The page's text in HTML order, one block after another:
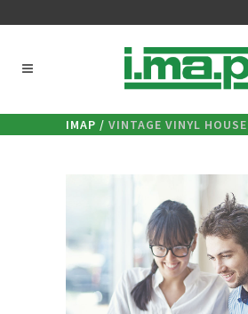
IMAP / VINTAGE VINYL HOUSE